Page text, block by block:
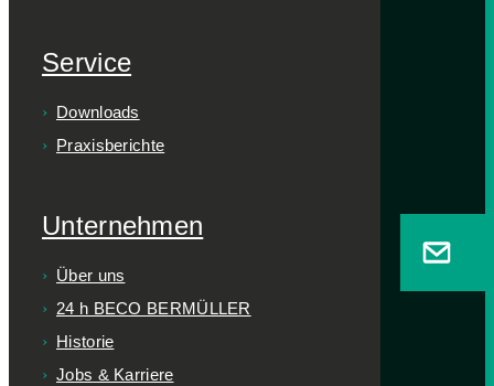
Service
Downloads
Praxisberichte
Unternehmen
Über uns
24 h BECO BERMÜLLER
Historie
Jobs & Karriere